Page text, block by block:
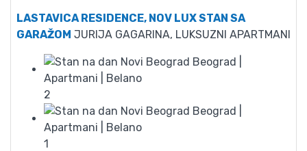
LASTAVICA RESIDENCE, NOV LUX STAN SA
GARAŽOM JURIJA GAGARINA, LUKSUZNI APARTMANI
2
1